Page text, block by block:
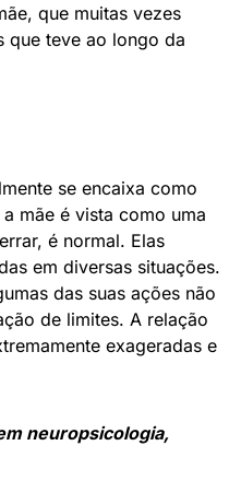
que muitas vezes
que teve ao longo da
se encaixa como
mãe é vista como uma
é normal. Elas
em diversas situações.
das suas ações não
de limites. A relação
exageradas e
neuropsicologia,